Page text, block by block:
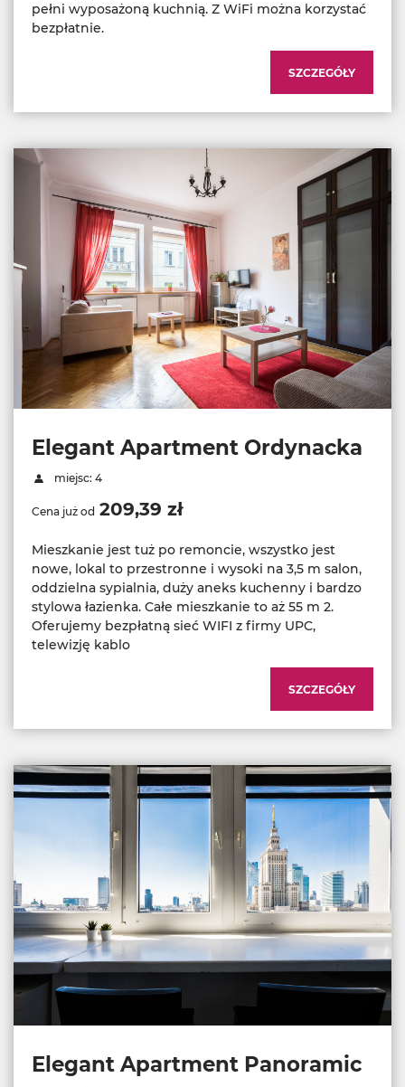
pełni wyposażoną kuchnią. Z WiFi można korzystać
bezpłatnie.
SZCZEGÓŁY
Elegant Apartment Ordynacka
miejsc: 4
Cena już od 209,39 zł
Mieszkanie jest tuż po remoncie, wszystko jest
nowe, lokal to przestronne i wysoki na 3,5 m salon,
oddzielna sypialnia, duży aneks kuchenny i bardzo
stylowa łazienka. Całe mieszkanie to aż 55 m 2.
Oferujemy bezpłatną sieć WIFI z firmy UPC,
telewizję kablo
SZCZEGÓŁY
Elegant Apartment Panoramic